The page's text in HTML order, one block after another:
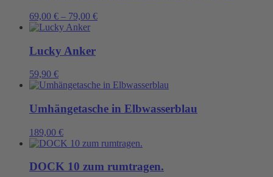
69,00 € – 79,00 €
Lucky Anker
59,90 €
Umhängetasche in Elbwasserblau
189,00 €
DOCK 10 zum rumtragen.